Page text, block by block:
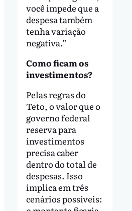
você impede que a
despesa também
tenha variação
negativa.”
Como ficam os
investimentos?
Pelas regras do
Teto, o valor que o
governo federal
reserva para
investimentos
precisa caber
dentro do total de
despesas. Isso
implica em três
cenários possíveis: